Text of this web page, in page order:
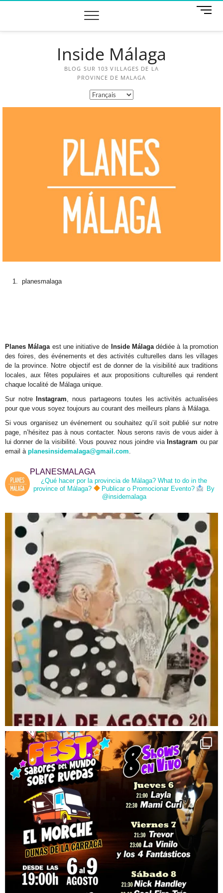
M
Inside Málaga
BLOG SUR 103 VILLAGES DE LA
PROVINCE DE MALAGA
planesmalaga
Planes Málaga est une initiative de Inside Málagadédiée à la promotion
des foires, des événements et des activités culturelles dans les villages
de la province. Notre objectif est de donner de la visibilité aux traditions
locales, aux fêtes populaires et aux propositions culturelles qui rendent
chaque localité de Málaga unique.
Sur notre
Instagram , nous partageons toutes les activités actualisées
pour que vous soyez toujours au courant des meilleurs plans à Málaga.
Si vous organisez un événement ou souhaitez qu’il soit publié sur notre
page, n’hésitez pas à nous contacter. Nous serons ravis de vous aider à
lui donner de la visibilité. Vous pouvez nous joindre via Instagram ou par
email à planesinsidemalaga@gmail.com
PLANESMALAGA
¿Qué hacer por la provincia de Málaga? What to do in the
province of Málaga?
Publicar o Promocionar Evento?
By
@insidemalaga